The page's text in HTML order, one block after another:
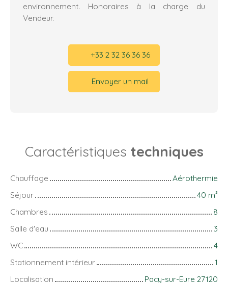
environnement. Honoraires à la charge du
Vendeur.
+33 2 32 36 36 36
Envoyer un mail
Caractéristiques techniques
Chauffage
Aérothermie
Séjour
40 m²
Chambres
8
Salle d'eau
3
WC
4
Stationnement intérieur
1
Localisation
Pacy-sur-Eure 27120